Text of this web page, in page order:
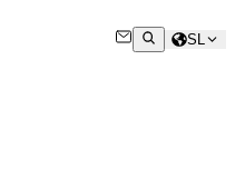
SL